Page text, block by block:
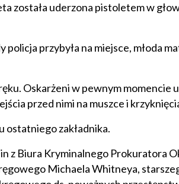
została uderzona pistoletem w
policja przybyła na miejsce, młoda
Oskarżeni w pewnym momencie
przed nimi na muszce i
ostatniego zakładnika.
z Biura Kryminalnego Prokuratora
Michaela Whitneya,